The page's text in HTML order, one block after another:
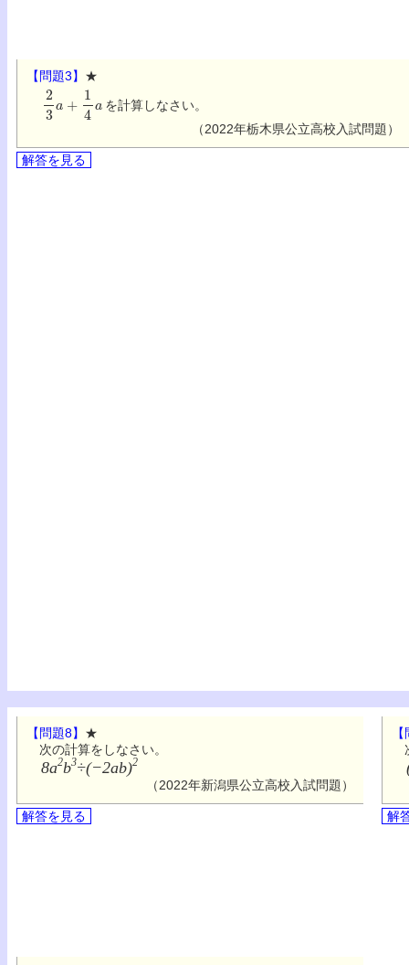
【問題3】 ★
23 4
を計算しなさい。
（2022年栃木県公立高校入試問題）
解答を見る
【問題8】 ★
次の計算をしなさい。
8a2b3÷(−2ab)2
（2022年新潟県公立高校入試問題）
解答を見る 解